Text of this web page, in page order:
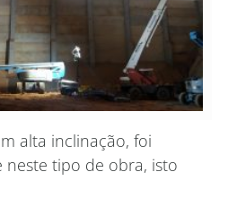
alta inclinação, foi
neste tipo de obra, isto